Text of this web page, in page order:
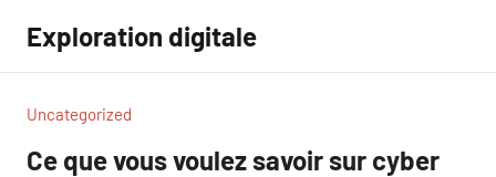
contenu
Exploration digitale
Uncategorized
Ce que vous voulez savoir sur cyber